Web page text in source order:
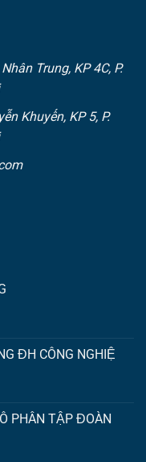
Trung, KP 4C, P.
Khuyến, KP 5, P.
ĐH CÔNG NGHIỆ
PHẦN TẬP ĐOÀN